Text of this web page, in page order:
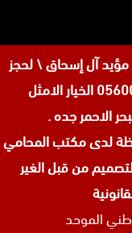
آل إسحاق \ لحجز
الاستشارة القانونية على رقم 0560077289 الخيار الامثل
الاحمر جده .
مكتب المحامي
من قبل الغير
الموحد